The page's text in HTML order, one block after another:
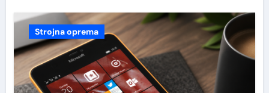
Strojna oprema